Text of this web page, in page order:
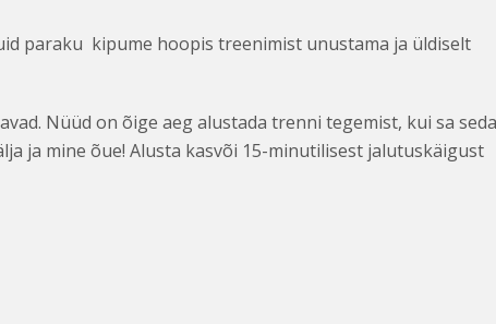
paraku kipume hoopis treenimist unustama ja üldiselt
Nüüd on õige aeg alustada trenni tegemist, kui sa
ja mine õue! Alusta kasvõi 15-minutilisest jalutuskäigust